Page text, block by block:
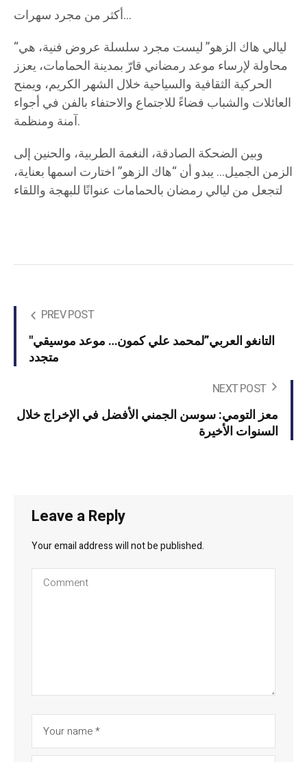
أكثر من مجرد سهرات…
“ليالي هاك الزهو” ليست مجرد سلسلة عروض فنية، هي
محاولة لإرساء موعد رمضاني قارّ بمدينة الحمامات، يعزز
الحركية الثقافية والسياحية خلال الشهر الكريم، ويمنح
العائلات والشباب فضاءً للاجتماع والاحتفاء بالفن في أجواء
آمنة ومنظمة.
وبين الضحكة الصادقة، النغمة الطربية، والحنين إلى
الزمن الجميل… يبدو أن “هاك الزهو” اختارت اسمها بعناية،
لتجعل من ليالي رمضان بالحمامات عنوانًا للبهجة واللقاء
PREV POST
"التانغو العربي”لمحمد علي كمون… موعد موسيقي
متجدد
NEXT POST
معز التومي: سوسن الجمني الأفضل في الإخراج خلال
السنوات الأخيرة
Leave a Reply
Your email address will not be published.